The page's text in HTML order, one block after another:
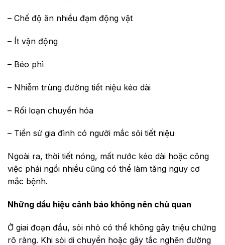
– Chế độ ăn nhiều đạm động vật
– Ít vận động
– Béo phì
– Nhiễm trùng đường tiết niệu kéo dài
– Rối loạn chuyển hóa
– Tiền sử gia đình có người mắc sỏi tiết niệu
Ngoài ra, thời tiết nóng, mất nước kéo dài hoặc công
việc phải ngồi nhiều cũng có thể làm tăng nguy cơ
mắc bệnh.
Những dấu hiệu cảnh báo không nên chủ quan
Ở giai đoạn đầu, sỏi nhỏ có thể không gây triệu chứng
rõ ràng. Khi sỏi di chuyển hoặc gây tắc nghẽn đường